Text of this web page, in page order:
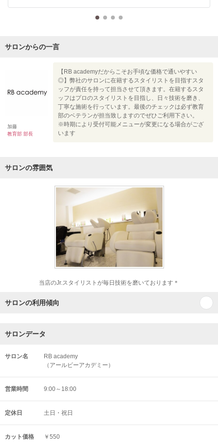
サロンからの一言
加藤
教育部 部長
【RB academyだからこそお手頃な価格で通いやすい
◎】弊社のサロンに在籍するスタイリストを目指すスタ
ッフが責任を持って担当させて頂きます。在籍するスタ
ッフはプロのスタイリストを目指し、日々技術を磨き、
丁寧な施術を行っています。最後のチェックは必ず教育
部のベテランが担当致しますのでぜひご利用下さい。
※時期により受付可能メニューが変更になる場合がござ
います
サロンの雰囲気
当店のJr.スタイリストが毎日技術を磨いております＊
サロンの利用傾向
サロンデータ
サロン名
RB academy
（アールビーアカデミー）
営業時間 9:00～18:00
定休日 土日・祝日
カット価格 ￥550